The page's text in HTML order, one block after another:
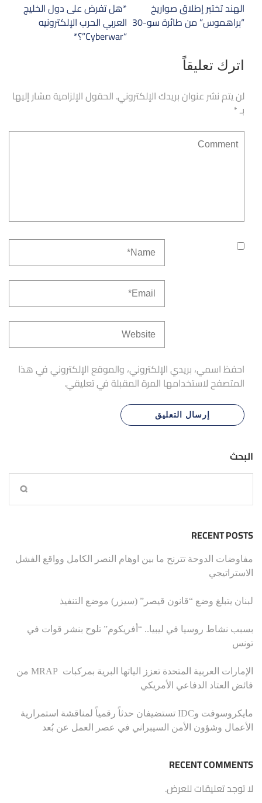
تصفّح
المقالات
‏*هل تفرض على دول الخليج
العربي الحرب الإلكترونيه
“Cyberwar”؟*
الهند تختبر إطلاق صواريخ
“براهموس” من طائرة سو-30
اترك تعليقاً
لن يتم نشر عنوان بريدك الإلكتروني. الحقول الإلزامية مشار إليها
بـ*
احفظ اسمي، بريدي الإلكتروني، والموقع الإلكتروني في هذا
المتصفح لاستخدامها المرة المقبلة في تعليقي.
البحث
RECENT POSTS
مفاوضات الدوحة تترنح ما بين اوهام النصر الكامل وواقع الفشل
الاستراتيجي
لبنان يتبلغ وضع “قانون قيصر” (سيزر) موضع التنفيذ
بسبب نشاط روسيا في ليبيا.. “أفريكوم” تلوح بنشر قوات في
تونس
الإمارات العربية المتحدة تعزز الياتها البرية بمركبات MRAP من
فائض العتاد الدفاعي الأمريكي
مايكروسوفت وIDC تستضيفان حدثاً رقمياً لمناقشة استمرارية
الأعمال وشؤون الأمن السيبراني في عصر العمل عن بُعد
RECENT COMMENTS
لا توجد تعليقات للعرض.